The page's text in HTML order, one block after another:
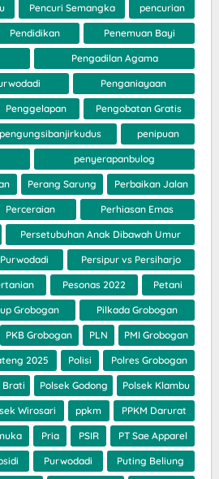
Pencuri Semangka pencurian
Pendidikan Penemuan Bayi
Pengadilan Agama
Penganiayaan
Penggelapan Pengobatan Gratis
pengungsibanjirkudus penipuan
penyerapanbulog
Perang Sarung Perbaikan Jalan
Perceraian Perhiasan Emas
Persetubuhan Anak Dibawah Umur
Persipur vs Persiharjo
Pesonas 2022 Petani
Grobogan Pilkada Grobogan
PKB Grobogan PLN PMI Grobogan
2025 Polisi Polres Grobogan
Brati Polsek Godong Polsek Klambu
Wirosari ppkm PPKM Darurat
Pria PSIR PT Sae Apparel
Purwodadi Puting Beliung